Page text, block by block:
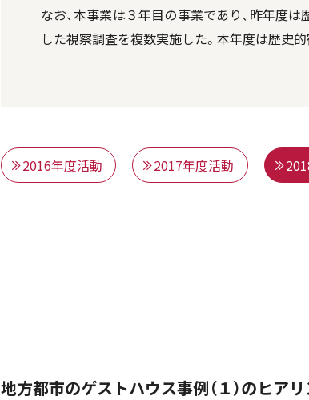
なお、本事業は３年目の事業であり、昨年度
した視察調査を複数実施した。本年度は歴史
2016年度活動 2017年度活動
地方都市のゲストハウス事例（１）のヒア